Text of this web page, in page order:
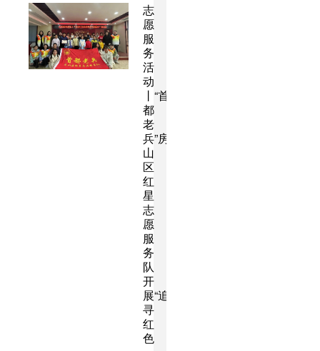
志
愿
服
务
活
动
丨“首
都
老
兵”房
山
区
红
星
志
愿
服
务
队
开
展“追
寻
红
色